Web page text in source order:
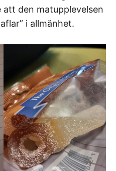
den matupplevelsen
i allmänhet.